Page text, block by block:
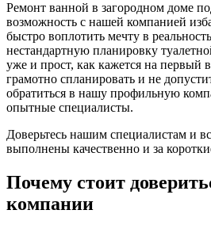
Ремонт ванной в загородном доме
возможность с нашей компанией
быстро воплотить мечту в
нестандартную планировку
уже и прост, как кажется на первый
грамотно спланировать и не
обратиться в нашу профильную
опытные специалисты.
Доверьтесь нашим специалистам и
выполнены качественно и за
Почему стоит
компании